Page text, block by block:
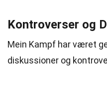
Kontroverser og
Mein Kampf har været
diskussioner og